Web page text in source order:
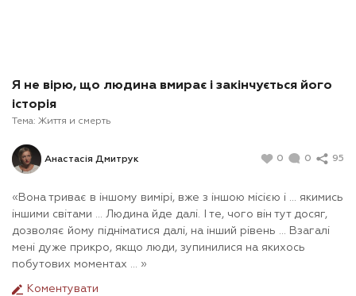
Я не вірю, що людина вмирає і закінчується його
історія
Тема: Життя и смерть
Анастасія Дмитрук 0 0 95
«Вона триває в іншому вимірі, вже з іншою місією і ... якимись
іншими світами ... Людина йде далі. І те, чого він тут досяг,
дозволяє йому підніматися далі, на інший рівень ... Взагалі
мені дуже прикро, якщо люди, зупинилися на якихось
побутових моментах ... »
Коментувати